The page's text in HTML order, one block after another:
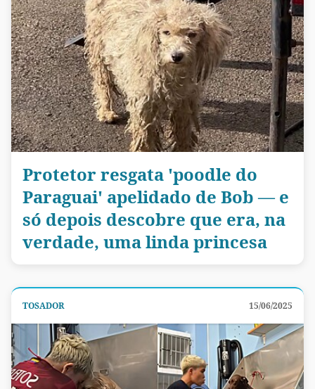
Protetor resgata 'poodle do
Paraguai' apelidado de Bob — e
só depois descobre que era, na
verdade, uma linda princesa
TOSADOR 15/06/2025